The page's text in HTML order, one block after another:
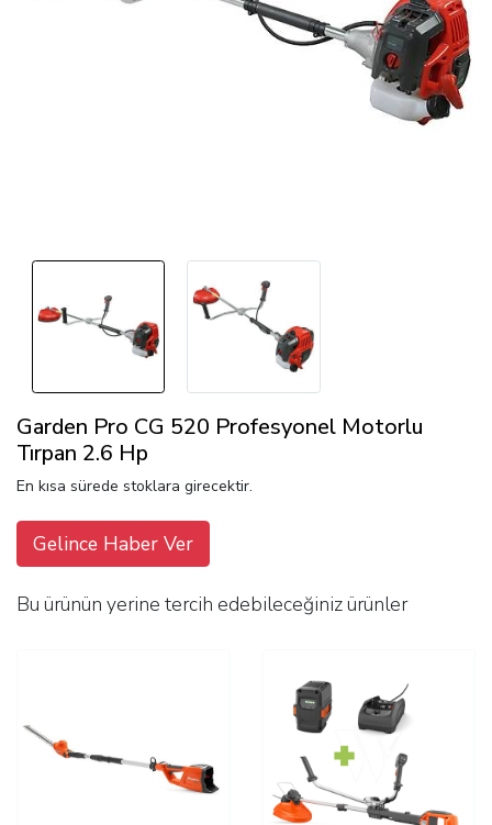
Garden Pro CG 520 Profesyonel Motorlu
Tırpan 2.6 Hp
En kısa sürede stoklara girecektir.
Gelince Haber Ver
Bu ürünün yerine tercih edebileceğiniz ürünler